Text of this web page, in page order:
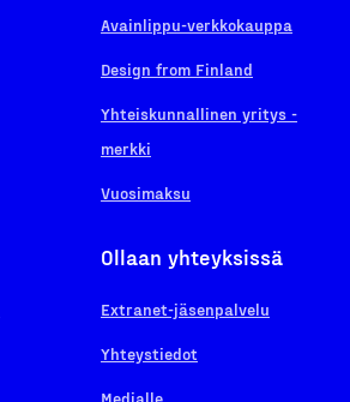
Avainlippu-verkkokauppa
Design from Finland
Yhteiskunnallinen yritys -
merkki
Vuosimaksu
Ollaan yhteyksissä
Extranet-jäsenpalvelu
Yhteystiedot
Medialle